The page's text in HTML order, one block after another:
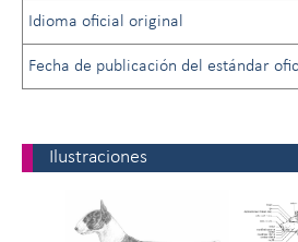
Idioma oficial original
Fecha de publicación del estándar
Ilustraciones